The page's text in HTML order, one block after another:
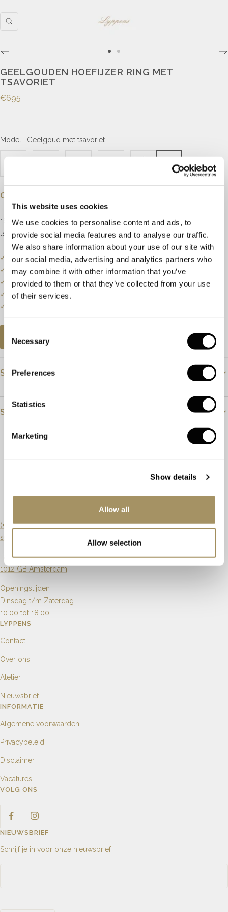
This website uses cookies
We use cookies to personalise content and ads, to
provide social media features and to analyse our traffic.
We also share information about your use of our site with
our social media, advertising and analytics partners who
may combine it with other information that you’ve
provided to them or that they’ve collected from your use
of their services.
Selection
Necessary
Preferences
Statistics
Marketing
Show details
Allow all
Allow selection
GEELGOUDEN HOEFIJZER RING MET
TSAVORIET
€695
Model: Geelgoud met tsavoriet
Omschrijving
18kt geelgouden ring met een hoefijzer, gezet met briljant geslepen
tsavoriet met een totaalgewicht van 0.30ct.
✓
Onze website dient als online etalage.
✓
Bel of mail ons voor de actuele voorraadstatus.
✓
Prijzen kunnen onderhevig zijn aan veranderingen.
✓
Een klein deel van onze collectie staat online.
✓
AFSPRAAK PLANNEN
Specificaties
Steensoort
Ringmaat 17¼ / 54
Steendetails
Steensoort
Kleur Groen
Briljant
Karaat 0.40ct
9
(+31) 20 6270901
sales@lyppens.nl
Langebrugsteeg 8
1012 GB Amsterdam
Openingstijden
Dinsdag t/m Zaterdag
10.00 tot 18.00
LYPPENS
Contact
Over ons
Atelier
Nieuwsbrief
INFORMATIE
Algemene voorwaarden
Privacybeleid
Disclaimer
Vacatures
VOLG ONS
NIEUWSBRIEF
Schrijf je in voor onze nieuwsbrief